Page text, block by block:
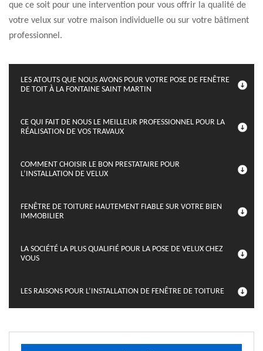
que ce soit pour une intervention pour vous offrir la qualité de
votre velux sur votre maison individuelle ou sur votre bâtiment
professionnel.
LES ATOUTS QUE NOUS AVONS POUR VOTRE POSE DE FENÊTRE
DE TOIT À LA FONTAINE SAINT MARTIN
CE QUI FAIT DE NOUS LE MEILLEUR PROFESSIONNEL POUR LA
RÉALISATION DE VOS TRAVAUX
COMMENT CHOISIR LE BON PRESTATAIRE POUR
L’INSTALLATION DE VELUX
FENÊTRE DE TOITURE HAUTEMENT FIABLE SUR VOTRE BIEN
IMMOBILIER
LA SOCIÉTÉ LA PLUS QUALIFIÉ POUR LA POSE DE VELUX CHEZ
VOUS
LES RAISONS POUR L’INSTALLATION DE FENÊTRE DE TOITURE